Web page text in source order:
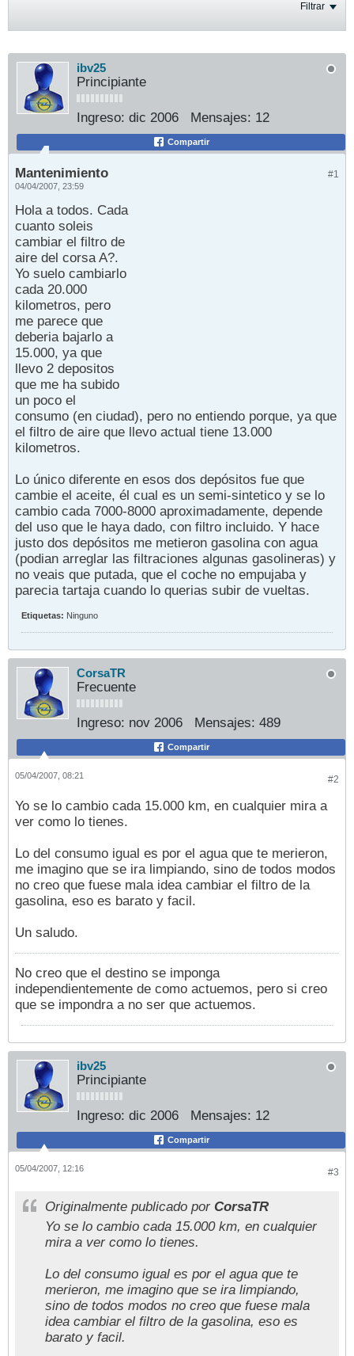
Filtrar
ibv25
Principiante
Ingreso: dic 2006 Mensajes: 12
Compartir
#1
Mantenimiento
04/04/2007, 23:59
Hola a todos. Cada
cuanto soleis
cambiar el filtro de
aire del corsa A?.
Yo suelo cambiarlo
cada 20.000
kilometros, pero
me parece que
deberia bajarlo a
15.000, ya que
llevo 2 depositos
que me ha subido
un poco el
consumo (en ciudad), pero no entiendo porque, ya que
el filtro de aire que llevo actual tiene 13.000
kilometros.
Lo único diferente en esos dos depósitos fue que
cambie el aceite, él cual es un semi-sintetico y se lo
cambio cada 7000-8000 aproximadamente, depende
del uso que le haya dado, con filtro incluido. Y hace
justo dos depósitos me metieron gasolina con agua
(podian arreglar las filtraciones algunas gasolineras) y
no veais que putada, que el coche no empujaba y
parecia tartaja cuando lo querias subir de vueltas.
Etiquetas: Ninguno
CorsaTR
Frecuente
Ingreso: nov 2006 Mensajes: 489
Compartir
#2
05/04/2007, 08:21
Yo se lo cambio cada 15.000 km, en cualquier mira a
ver como lo tienes.
Lo del consumo igual es por el agua que te merieron,
me imagino que se ira limpiando, sino de todos modos
no creo que fuese mala idea cambiar el filtro de la
gasolina, eso es barato y facil.
Un saludo.
No creo que el destino se imponga
independientemente de como actuemos, pero si creo
que se impondra a no ser que actuemos.
ibv25
Principiante
Ingreso: dic 2006 Mensajes: 12
Compartir
#3
05/04/2007, 12:16
Originalmente publicado por CorsaTR
Yo se lo cambio cada 15.000 km, en cualquier
mira a ver como lo tienes.
Lo del consumo igual es por el agua que te
merieron, me imagino que se ira limpiando,
sino de todos modos no creo que fuese mala
idea cambiar el filtro de la gasolina, eso es
barato y facil.